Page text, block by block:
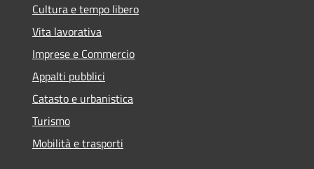
Cultura e tempo libero
Vita lavorativa
Imprese e Commercio
Appalti pubblici
Catasto e urbanistica
Turismo
Mobilità e trasporti